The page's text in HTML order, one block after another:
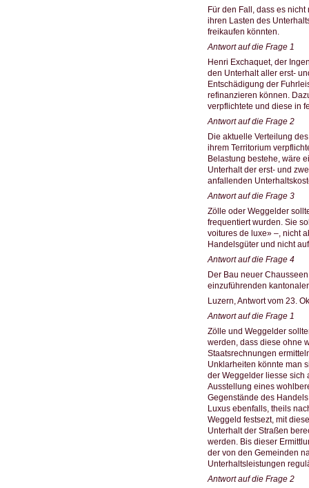
Für den Fall, dass es
ihren Lasten des
freikaufen könnten.
Antwort auf die Frage 1
Henri Exchaquet, der
den Unterhalt aller erst-
Entschädigung der
refinanzieren können.
verpflichtete und diese in
Antwort auf die Frage 2
Die aktuelle Verteilung
ihrem Territorium
Belastung bestehe, wäre
Unterhalt der erst- und
anfallenden
Antwort auf die Frage 3
Zölle oder Weggelder
frequentiert wurden. Sie
voitures de luxe» –, nicht
Handelsgüter und nicht
Antwort auf die Frage 4
Der Bau neuer
einzuführenden
Luzern, Antwort vom 23.
Antwort auf die Frage 1
Zölle und Weggelder
werden, dass diese ohne
Staatsrechnungen
Unklarheiten könnte man
der Weggelder liesse sich
Ausstellung eines
Gegenstände des
Luxus ebenfalls, theils
Weggeld festsezt, mit
Unterhalt der Straßen
werden. Bis dieser
der von den Gemeinden
Unterhaltsleistungen
Antwort auf die Frage 2